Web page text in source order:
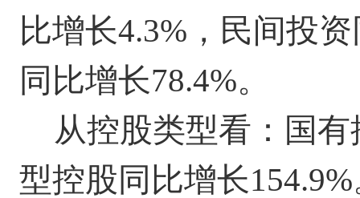
比增长4.3%， 民间投
同比增长78.4%。
从控股类型看 ：国有
型控股同比增长154.9